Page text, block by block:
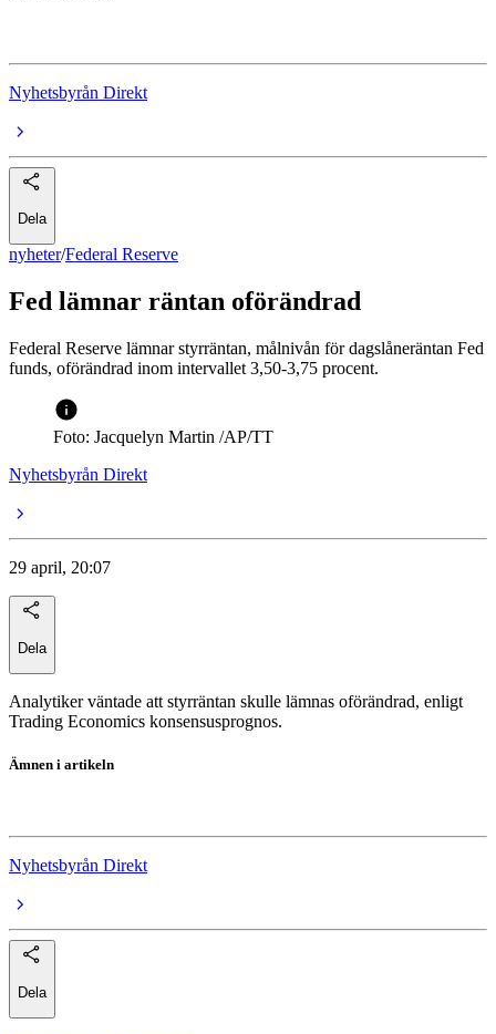
Nyhetsbyrån Direkt
Dela
nyheter/Federal Reserve
Fed lämnar räntan oförändrad
Federal Reserve lämnar styrräntan, målnivån för dagslåneräntan Fed
funds, oförändrad inom intervallet 3,50-3,75 procent.
Foto: Jacquelyn Martin /AP/TT
Nyhetsbyrån Direkt
29 april, 20:07
Dela
Analytiker väntade att styrräntan skulle lämnas oförändrad, enligt
Trading Economics konsensusprognos.
Ämnen i artikeln
Nyhetsbyrån Direkt
Dela